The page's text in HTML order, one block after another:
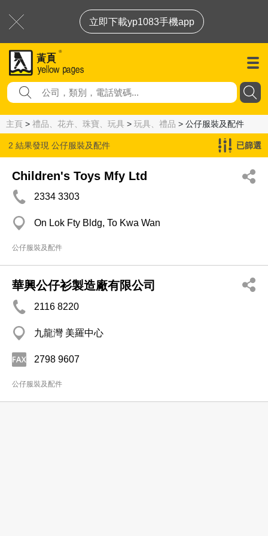
立即下載yp1083手機app
主頁 > 禮品、花卉、珠寶、玩具 > 玩具、禮品 > 公仔服裝及配件
2 結果發現 公仔服裝及配件 已篩選
Children's Toys Mfy Ltd
2334 3303
On Lok Fty Bldg, To Kwa Wan
公仔服裝及配件
華興公仔衫製造廠有限公司
2116 8220
九龍灣 美羅中心
2798 9607
公仔服裝及配件